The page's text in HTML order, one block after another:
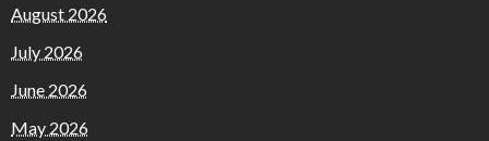
August 2026
July 2026
June 2026
May 2026